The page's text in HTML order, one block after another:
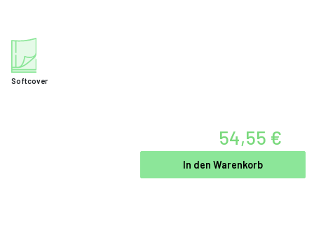
Softcover
54,55 €
In den Warenkorb